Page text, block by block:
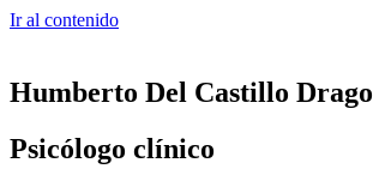
Ir al contenido
Humberto Del Castillo Drago
Psicólogo clínico